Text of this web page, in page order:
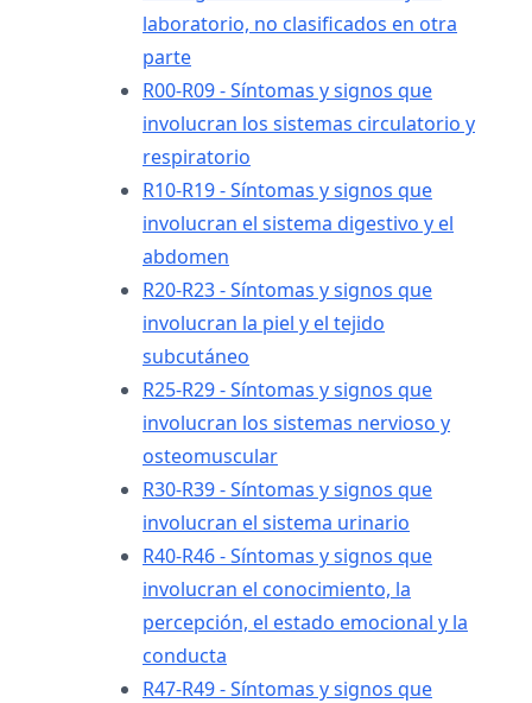
laboratorio, no clasificados en otra
parte
R00-R09 - Síntomas y signos que
involucran los sistemas circulatorio y
respiratorio
R10-R19 - Síntomas y signos que
involucran el sistema digestivo y el
abdomen
R20-R23 - Síntomas y signos que
involucran la piel y el tejido
subcutáneo
R25-R29 - Síntomas y signos que
involucran los sistemas nervioso y
osteomuscular
R30-R39 - Síntomas y signos que
involucran el sistema urinario
R40-R46 - Síntomas y signos que
involucran el conocimiento, la
percepción, el estado emocional y la
conducta
R47-R49 - Síntomas y signos que